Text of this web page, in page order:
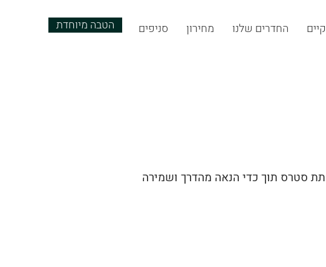
החדרים שלנו מחירון סניפים הטבה מיוחדת
סטרס תוך כדי הנאה מהדרך ושמירה